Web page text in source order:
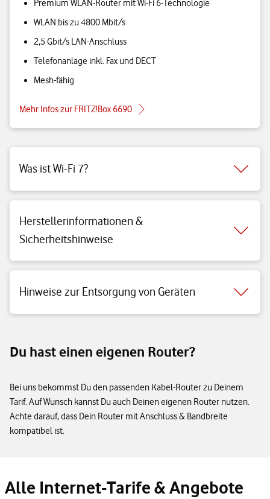
Premium WLAN-Router mit Wi-Fi 6-Technologie
WLAN bis zu 4800 Mbit/s
2,5 Gbit/s LAN-Anschluss
Telefonanlage inkl. Fax und DECT
Mesh-fähig
Mehr Infos zur FRITZ!Box 6690
Was ist Wi-Fi 7?
Herstellerinformationen &
Sicherheitshinweise
Hinweise zur Entsorgung von Geräten
Du hast einen eigenen Router?
Bei uns bekommst Du den passenden Kabel-Router zu Deinem
Tarif. Auf Wunsch kannst Du auch Deinen eigenen Router nutzen.
Achte darauf, dass Dein Router mit Anschluss & Bandbreite
kompatibel ist.
Alle Internet-Tarife & Angebote